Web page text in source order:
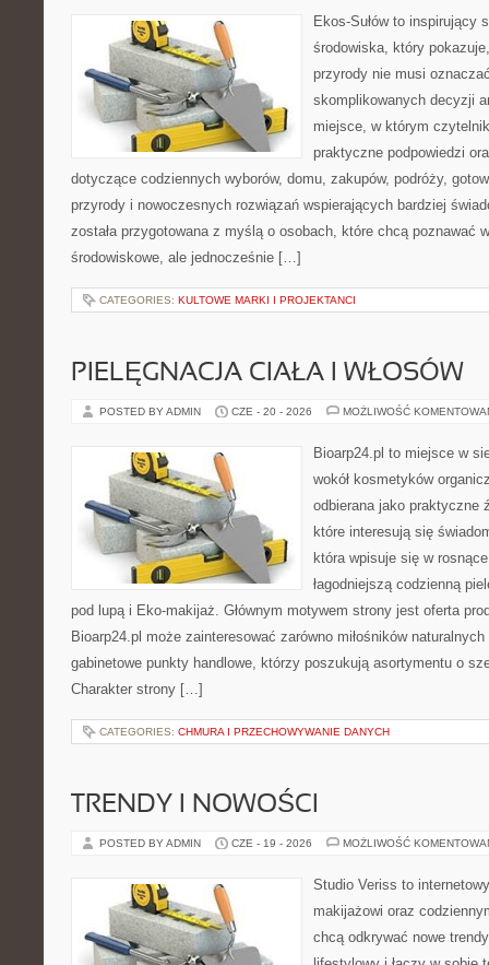
Ekos-Sułów to inspirujący
środowiska, który
przyrody nie musi
skomplikowanych decyzji
miejsce, w którym
praktyczne podpowiedzi
dotyczące codziennych wyborów, domu, zakupów, podróży,
przyrody i nowoczesnych rozwiązań wspierających bardziej
została przygotowana z myślą o osobach, które chcą poznawać
środowiskowe, ale jednocześnie […]
CATEGORIES: KULTOWE MARKI I PROJEKTANCI
PIELĘGNACJA CIAŁA I WŁOSÓW
POSTED BY ADMIN CZE - 20 - 2026 MOŻLIWOŚĆ
Bioarp24.pl to miejsce w
wokół kosmetyków
odbierana jako praktyczne
które interesują się
która wpisuje się w
łagodniejszą codzienną
pod lupą i Eko-makijaż. Głównym motywem strony jest oferta
Bioarp24.pl może zainteresować zarówno miłośników
gabinetowe punkty handlowe, którzy poszukują asortymentu o
Charakter strony […]
CATEGORIES: CHMURA I PRZECHOWYWANIE DANYCH
TRENDY I NOWOŚCI
POSTED BY ADMIN CZE - 19 - 2026 MOŻLIWOŚĆ
Studio Veriss to
makijażowi oraz
chcą odkrywać nowe